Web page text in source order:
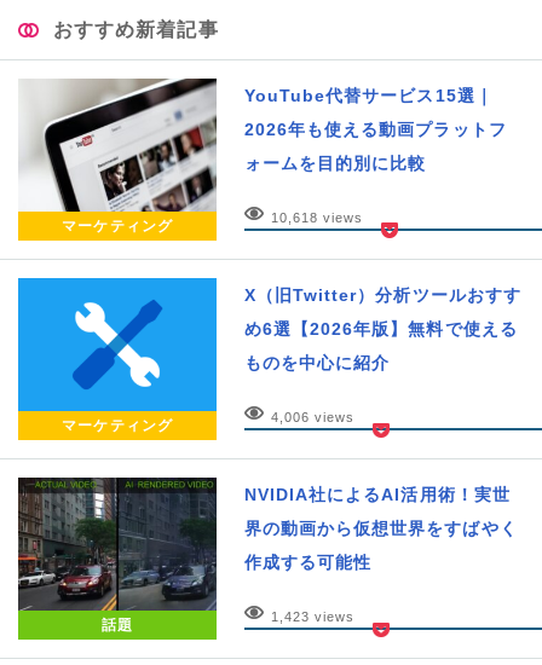
おすすめ新着記事
マーケティング
YouTube代替サービス15選｜
2026年も使える動画プラットフ
ォームを目的別に比較
10,618 views
マーケティング
X（旧Twitter）分析ツールおすす
め6選【2026年版】無料で使える
ものを中心に紹介
4,006 views
話題
NVIDIA社によるAI活用術！実世
界の動画から仮想世界をすばやく
作成する可能性
1,423 views